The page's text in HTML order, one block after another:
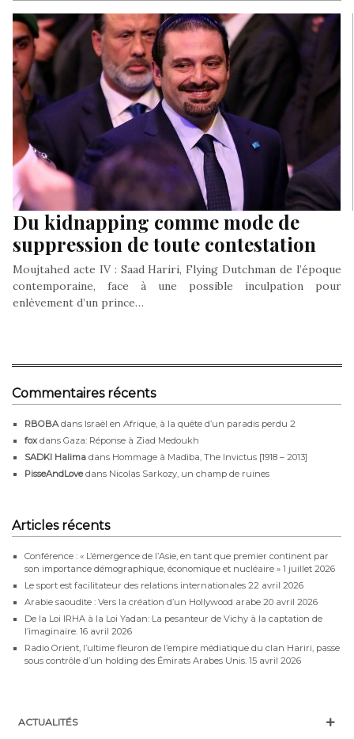
Du kidnapping comme mode de
suppression de toute contestation
Moujtahed acte IV : Saad Hariri, Flying Dutchman de l’époque
contemporaine, face à une possible inculpation pour
enlèvement d’un prince…
Commentaires récents
RBOBA dans Israël en Afrique, à la quête d’un paradis perdu 2
fox dans Gaza: Réponse à Ziad Medoukh
SADKI Halima dans Hommage à Madiba, The Invictus [1918 – 2013]
PisseAndLovedans Nicolas Sarkozy, un champ de ruines
Articles récents
Conférence : « L’émergence de l’Asie, en tant que premier continent par
son importance démographique, économique et nucléaire » 1 juillet 2026
Le sport est facilitateur des relations internationales 22 avril 2026
Arabie saoudite : Vers la création d’un Hollywood arabe 20 avril 2026
De la Loi IRHA à la Loi Yadan: La pesanteur de Vichy à la captation de
l’imaginaire. 16 avril 2026
Radio Orient, l’ultime fleuron de l’empire médiatique du clan Hariri, passe
sous contrôle d’un holding des Émirats Arabes Unis. 15 avril 2026
ACTUALITÉS